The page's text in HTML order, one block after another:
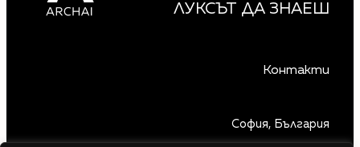
ЛУКСЪТ ДА ЗНАЕШ
Контакти
София, България